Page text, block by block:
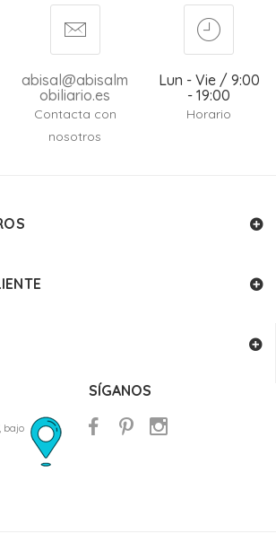
abisal@abisalm
obiliario.es
Contacta con
nosotros
Lun - Vie / 9:00
- 19:00
Horario
bajo
SÍGANOS